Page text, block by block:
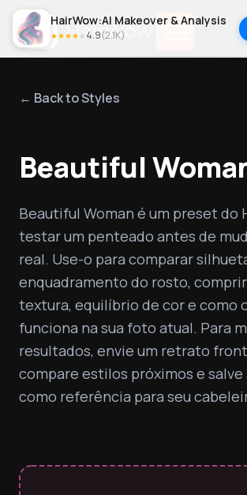
HairWow:AI Makeover & Analysis
★★★★ ★4.9(2.1K)
← Back to Styles
Beautiful
Beautiful Woman é um preset do
testar um penteado antes de
real. Use-o para comparar
enquadramento do rosto,
textura, equilíbrio de cor e como
funciona na sua foto atual. Para
resultados, envie um retrato
compare estilos próximos e salve
como referência para seu